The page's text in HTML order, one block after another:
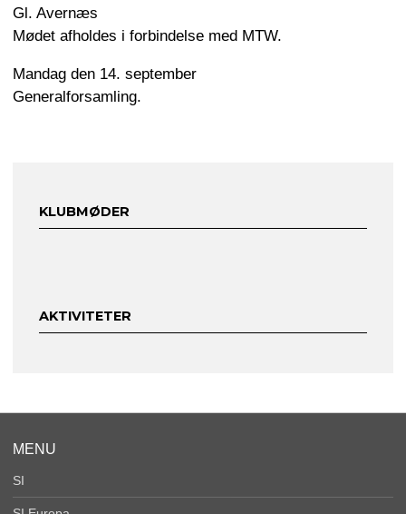
Gl. Avernæs
Mødet afholdes i forbindelse med MTW.
Mandag den 14. september
Generalforsamling.
KLUBMØDER
AKTIVITETER
MENU
SI